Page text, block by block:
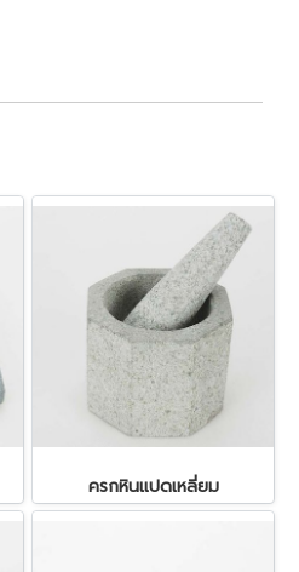
ครกหินแปดเหลี่ยม